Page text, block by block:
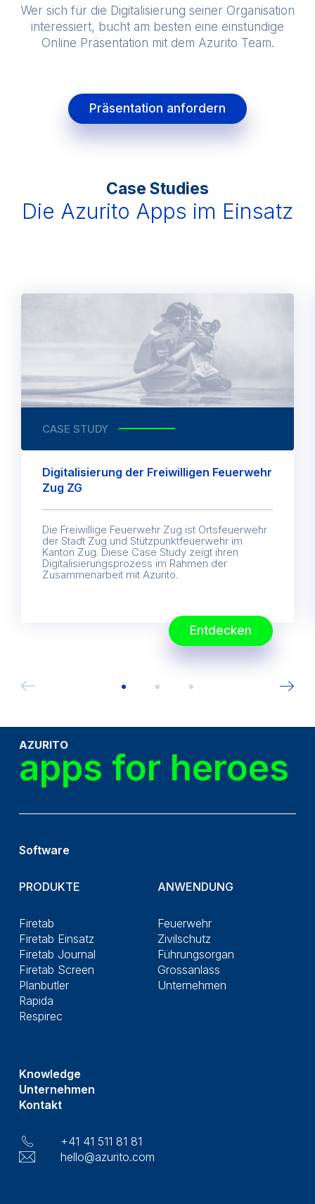
Wer sich für die Digitalisierung seiner Organisation
interessiert, bucht am besten eine einstündige
Online Präsentation mit dem Azurito Team.
Präsentation anfordern
Case Studies
Die Azurito Apps im Einsatz
CASE STUDY
Digitalisierung der Freiwilligen Feuerwehr
Zug ZG
Die Freiwillige Feuerwehr Zug ist Ortsfeuerwehr
der Stadt Zug und Stützpunktfeuerwehr im
Kanton Zug. Diese Case Study zeigt ihren
Digitalisierungsprozess im Rahmen der
Zusammenarbeit mit Azurito.
Entdecken
AZURITO
apps for heroes
Software
PRODUKTE
Firetab
Firetab Einsatz
Firetab Journal
Firetab Screen
Planbutler
Rapida
Respirec
ANWENDUNG
Feuerwehr
Zivilschutz
Führungsorgan
Grossanlass
Unternehmen
Knowledge
Unternehmen
Kontakt
+41 41 511 81 81
hello@azurito.com